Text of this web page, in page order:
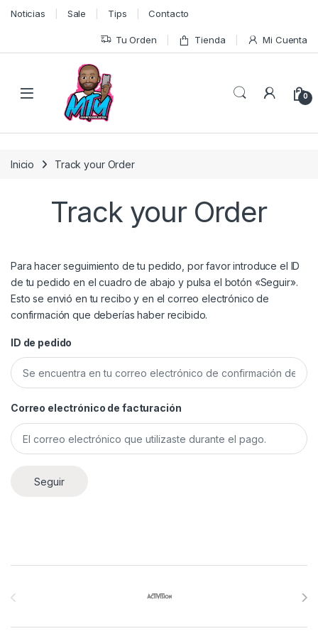
Skip to navigation
Skip to content
Noticias Sale Tips Contacto
Tu Orden Tienda Mi Cuenta
0
Inicio Track your Order
Track your Order
Para hacer seguimiento de tu pedido, por favor introduce el ID
de tu pedido en el cuadro de abajo y pulsa el botón «Seguir».
Esto se envió en tu recibo y en el correo electrónico de
confirmación que deberías haber recibido.
ID de pedido
Correo electrónico de facturación
Seguir